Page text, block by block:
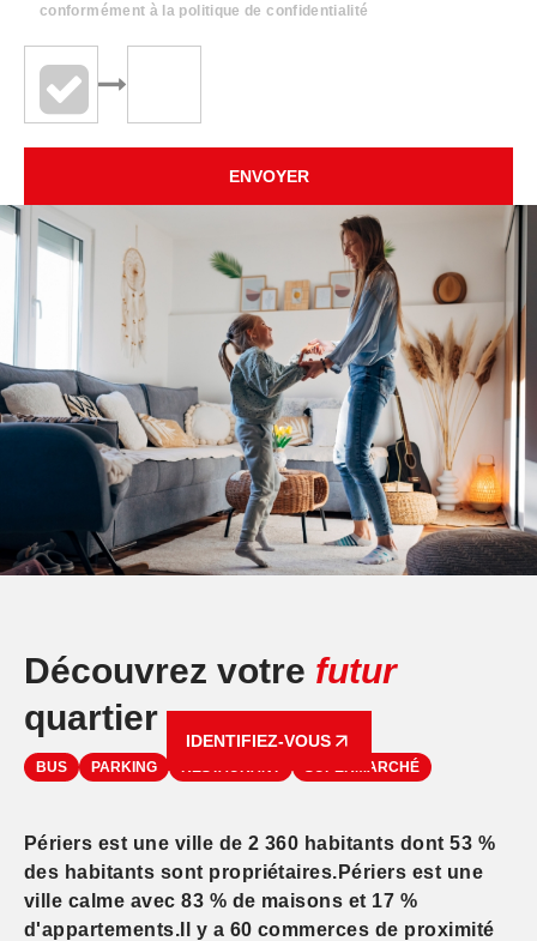
conformément à la politique de confidentialité
ENVOYER
Découvrez votre futur
quartier
IDENTIFIEZ-VOUS
Périers est une ville de 2 360 habitants dont 53 %
des habitants sont propriétaires.Périers est une
ville calme avec 83 % de maisons et 17 %
d'appartements.Il y a 60 commerces de proximité
BUS PARKING RESTAURANT SUPERMARCHÉ